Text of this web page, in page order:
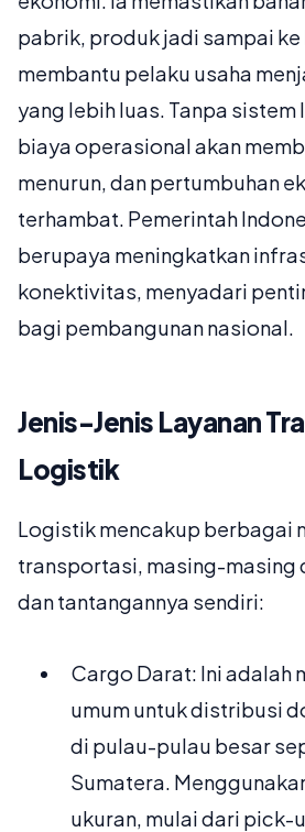
pabrik, produk jadi sampai ke
membantu pelaku usaha
yang lebih luas. Tanpa
biaya operasional akan
menurun, dan pertumbuhan
terhambat. Pemerintah
berupaya meningkatkan
konektivitas, menyadari
bagi pembangunan nasional.
Jenis-Jenis Layanan
Logistik
Logistik mencakup berbagai
transportasi, masing-masing
dan tantangannya sendiri:
Cargo Darat: Ini adalah
umum untuk distribusi
di pulau-pulau besar
Sumatera.
ukuran, mulai dari pick-